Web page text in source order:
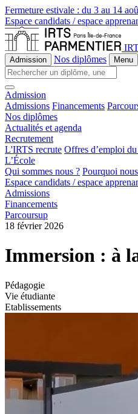
Fermeture estivale : du 3 au 14
Espace candidats / espace
Admission Nos diplômes Menu
Admission
Admissions Financements
Nos diplômes
Actualités et agenda
Recrutement
L'IRTS recrute Offres d’emploi du
L’École
Qui sommes nous ? Pourquoi
Espace candidats / espace
Admissions
Financements
Parcoursup
18 février 2026
Immersion : à
Pédagogie
Vie étudiante
Etablissements